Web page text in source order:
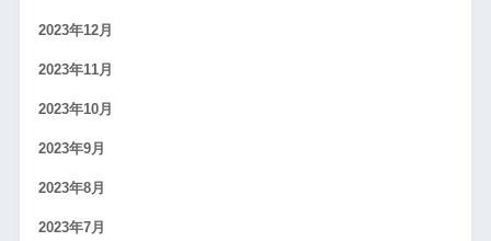
2023年12月
2023年11月
2023年10月
2023年9月
2023年8月
2023年7月